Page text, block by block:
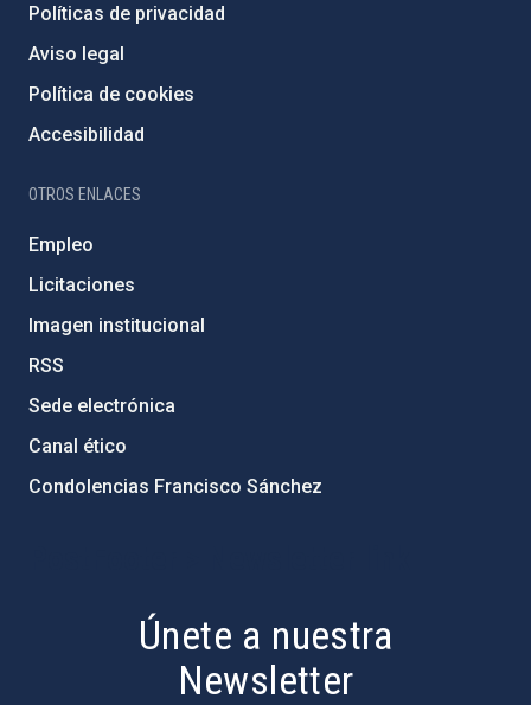
Políticas de privacidad
Aviso legal
Política de cookies
Accesibilidad
OTROS ENLACES
Empleo
Licitaciones
Imagen institucional
RSS
Sede electrónica
Canal ético
Condolencias Francisco Sánchez
Únete a nuestra
Newsletter